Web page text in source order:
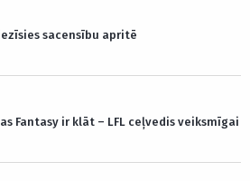
sacensību apritē
Fantasy ir klāt – LFL ceļvedis veiksmīgai